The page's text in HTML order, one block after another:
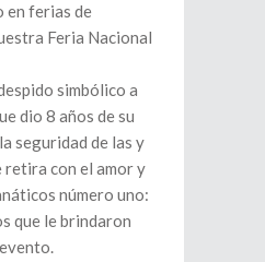
en ferias de
Feria Nacional
simbólico a
dio 8 años de su
seguridad de las y
retira con el amor y
número uno:
que le brindaron